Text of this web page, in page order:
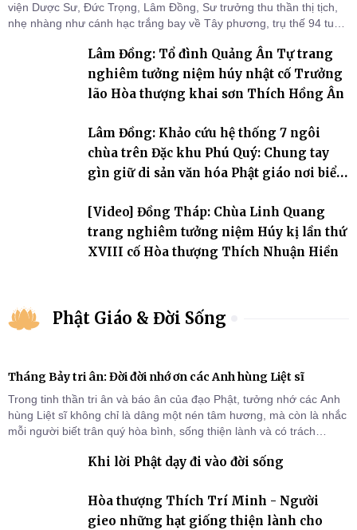
viện Dược Sư, Đức Trọng, Lâm Đồng, Sư trưởng thu thần thị tịch,
nhẹ nhàng như cánh hạc trắng bay về Tây phương, trụ thế 94 tuổi
Lâm Đồng: Tổ đình Quảng Ân Tự trang
nghiêm tưởng niệm húy nhật cố Trưởng
lão Hòa thượng khai sơn Thích Hồng Ân
Lâm Đồng: Khảo cứu hệ thống 7 ngôi
chùa trên Đặc khu Phú Quý: Chung tay
gìn giữ di sản văn hóa Phật giáo nơi biển
[Video] Đồng Tháp: Chùa Linh Quang
trang nghiêm tưởng niệm Húy kị lần thứ
XVIII cố Hòa thượng Thích Nhuận Hiền
Phật Giáo & Đời Sống
Tháng Bảy tri ân: Đời đời nhớ ơn các Anh hùng Liệt sĩ
Trong tinh thần tri ân và báo ân của đạo Phật, tưởng nhớ các Anh
hùng Liệt sĩ không chỉ là dâng một nén tâm hương, mà còn là nhắc
mỗi người biết trân quý hòa bình, sống thiện lành và có trách
Khi lời Phật dạy đi vào đời sống
Hòa thượng Thích Trí Minh - Người
gieo những hạt giống thiện lành cho